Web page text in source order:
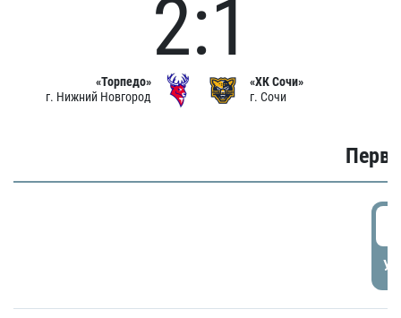
«Торпедо»
г. Нижний Новгород
2:1
«ХК Сочи»
г. Сочи